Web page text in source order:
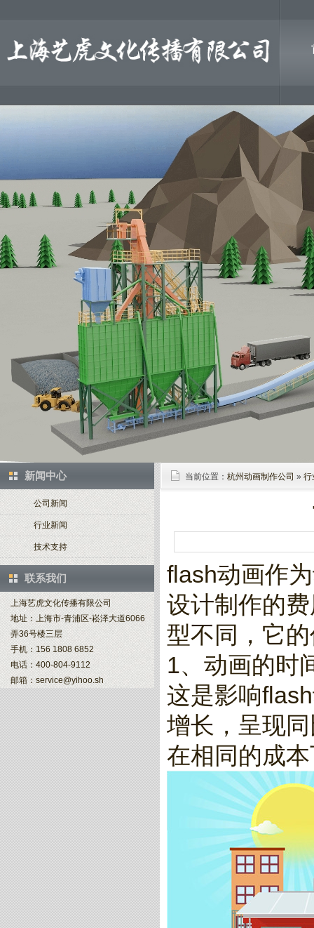
新闻中心
公司新闻
行业新闻
技术支持
联系我们
上海艺虎文化传播有限公司
地址：上海市-青浦区-崧泽大道6066
弄36号楼三层
手机：156 1808 6852
电话：400-804-9112
邮箱：service@yihoo.sh
当前位置： 杭州动画制作公司 » 行
flash动画作
设计制作的
型不同，它
1、动画的时
这是影响
增长，呈现
在相同的成